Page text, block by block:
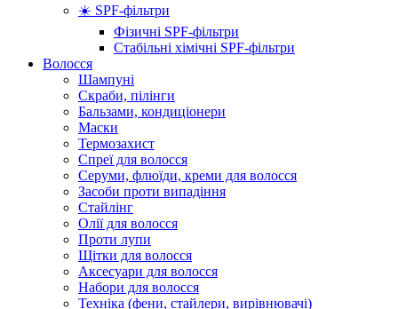
☀️ SPF-фільтри
Фізичні SPF-фільтри
Стабільні хімічні SPF-фільтри
Волосся
Шампуні
Скраби, пілінги
Бальзами, кондиціонери
Маски
Термозахист
Спреї для волосся
Серуми, флюїди, креми для волосся
Засоби проти випадіння
Стайлінг
Олії для волосся
Проти лупи
Щітки для волосся
Аксесуари для волосся
Набори для волосся
Техніка (фени, стайлери, вирівнювачі)